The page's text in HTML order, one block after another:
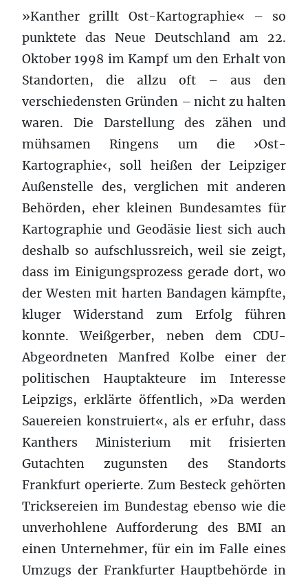
»Kanther grillt Ost-Kartographie« – so
punktete das Neue Deutschland am 22.
Oktober 1998 im Kampf um den Erhalt von
Standorten, die allzu oft – aus den
verschiedensten Gründen – nicht zu halten
waren. Die Darstellung des zähen und
mühsamen Ringens um die ›Ost-
Kartographie‹, soll heißen der Leipziger
Außenstelle des, verglichen mit anderen
Behörden, eher kleinen Bundesamtes für
Kartographie und Geodäsie liest sich auch
deshalb so aufschlussreich, weil sie zeigt,
dass im Einigungsprozess gerade dort, wo
der Westen mit harten Bandagen kämpfte,
kluger Widerstand zum Erfolg führen
konnte. Weißgerber, neben dem CDU-
Abgeordneten Manfred Kolbe einer der
politischen Hauptakteure im Interesse
Leipzigs, erklärte öffentlich, »Da werden
Sauereien konstruiert«, als er erfuhr, dass
Kanthers Ministerium mit frisierten
Gutachten zugunsten des Standorts
Frankfurt operierte. Zum Besteck gehörten
Tricksereien im Bundestag ebenso wie die
unverhohlene Aufforderung des BMI an
einen Unternehmer, für ein im Falle eines
Umzugs der Frankfurter Hauptbehörde in